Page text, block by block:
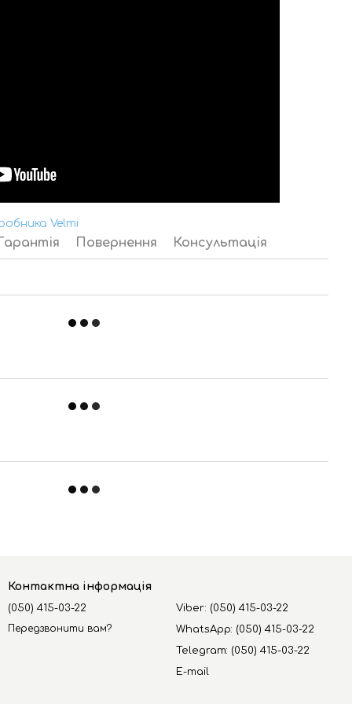
Velmi
Повернення Консультація
Контактна інформація
(050) 415-03-22
Передзвонити вам?
Viber: (050) 415-03-22
WhatsApp: (050) 415-03-22
Telegram: (050) 415-03-22
E-mail